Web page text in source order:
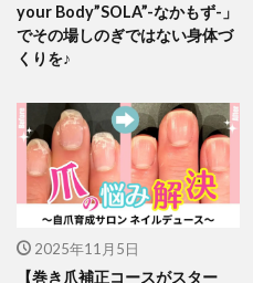
your Body”SOLA”-なかもず-」
でその場しのぎではない身体づ
くりを♪
2025年11月5日
【巻き爪補正コースがスター